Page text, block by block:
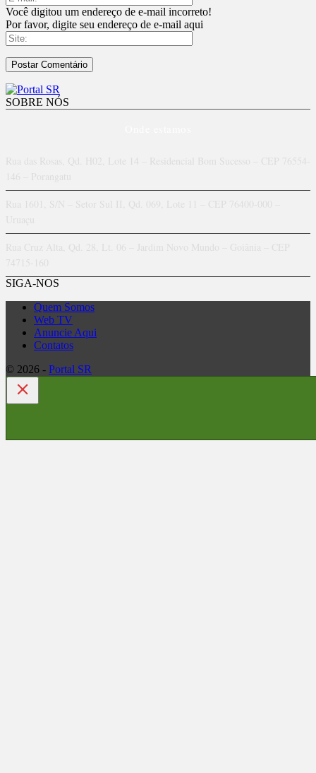
Você digitou um endereço de e-mail incorreto!
Por favor, digite seu endereço de e-mail aqui
SOBRE NÓS
SIGA-NOS
Quem Somos
Web TV
Anuncie Aqui
Contatos
© 2026 - Portal SR